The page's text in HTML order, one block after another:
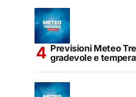
Previsioni Meteo
gradevole e